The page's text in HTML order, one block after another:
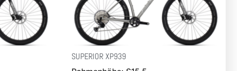
SUPERIOR XP939